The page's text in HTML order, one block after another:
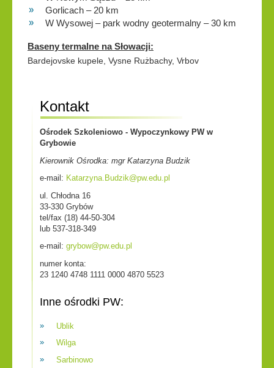
Gorlicach – 20 km
W Wysowej – park wodny geotermalny – 30 km
Baseny termalne na Słowacji:
Bardejovske kupele, Vysne Rużbachy, Vrbov
Kontakt
Ośrodek Szkoleniowo - Wypoczynkowy PW w
Grybowie
Kierownik Ośrodka: mgr Katarzyna Budzik
e-mail: Katarzyna.Budzik@pw.edu.pl
ul. Chłodna 16
33-330 Grybów
tel/fax (18) 44-50-304
lub 537-318-349
e-mail: grybow@pw.edu.pl
numer konta:
23 1240 4748 1111 0000 4870 5523
Inne ośrodki PW:
Ublik
Wilga
Sarbinowo